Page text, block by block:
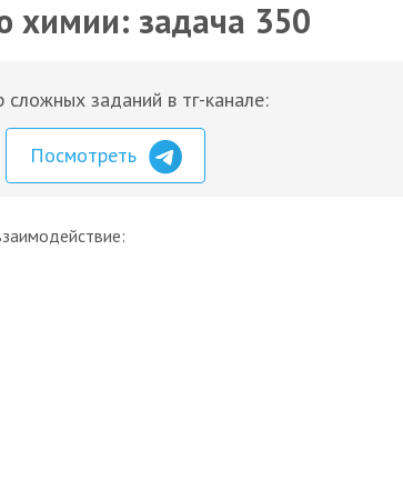
химии: задача 350
сложных заданий в тг-канале:
Посмотреть